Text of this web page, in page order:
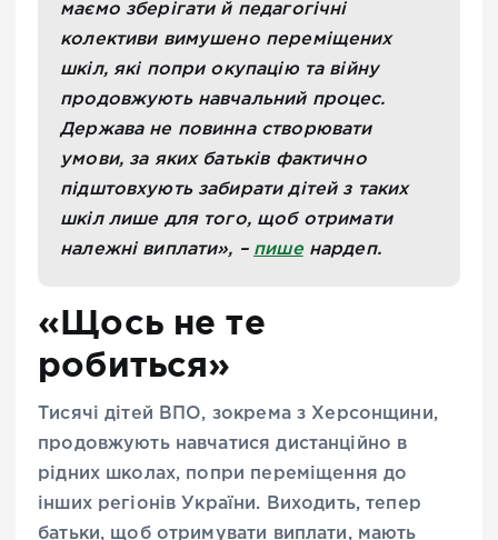
маємо зберігати й педагогічні
колективи вимушено переміщених
шкіл, які попри окупацію та війну
продовжують навчальний процес.
Держава не повинна створювати
умови, за яких батьків фактично
підштовхують забирати дітей з таких
шкіл лише для того, щоб отримати
належні виплати», – пишенардеп.
«Щось не те
робиться»
Тисячі дітей ВПО, зокрема з Херсонщини,
продовжують навчатися дистанційно в
рідних школах, попри переміщення до
інших регіонів України. Виходить, тепер
батьки, щоб отримувати виплати, мають